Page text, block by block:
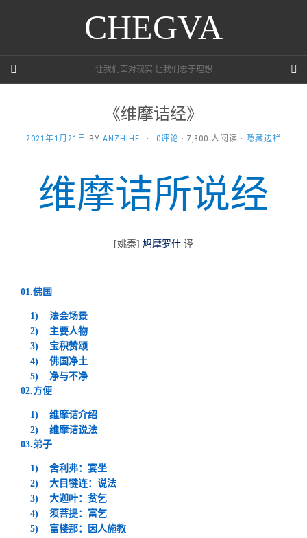
CHEGVA
让我们面对现实 让我们忠于理想
《维摩诘经》
2021年1月21日 BY ANZHIHE · 0评论 · 7,800 人阅读 · 隐藏边栏
维摩诘所说经
[姚秦] 鸠摩罗什 译
01.佛国
1)
法会场景
2)
主要人物
3)
宝积赞颂
4)
佛国净土
5)
净与不净
02.方便
1)
维摩诘介绍
2)
维摩诘说法
03.弟子
1)
舍利弗：宴坐
2)
大目犍连：说法
3)
大迦叶：贫乞
4)
须菩提：富乞
5)
富楼那：因人施教